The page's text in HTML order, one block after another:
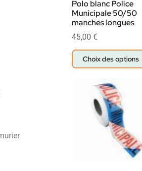
Polo blanc Police
Municipale 50/50
manches longues
45,00 €
Choix des options